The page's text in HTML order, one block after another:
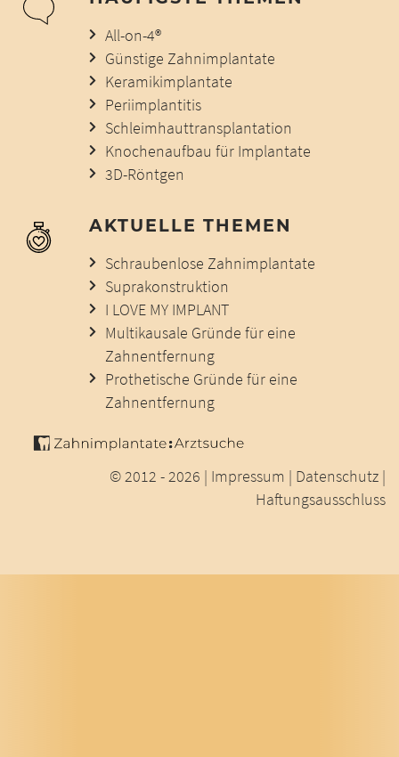
All-on-4®
Günstige Zahnimplantate
Keramikimplantate
Periimplantitis
Schleimhauttransplantation
Knochenaufbau für Implantate
3D-Röntgen
AKTUELLE THEMEN
Schraubenlose Zahnimplantate
Suprakonstruktion
I LOVE MY IMPLANT
Multikausale Gründe für eine
Zahnentfernung
Prothetische Gründe für eine
Zahnentfernung
© 2012 - 2026 | Impressum | Datenschutz |
Haftungsausschluss